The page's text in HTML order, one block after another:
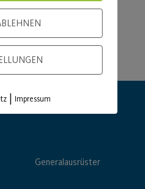
Generalausrüster
|Impressum